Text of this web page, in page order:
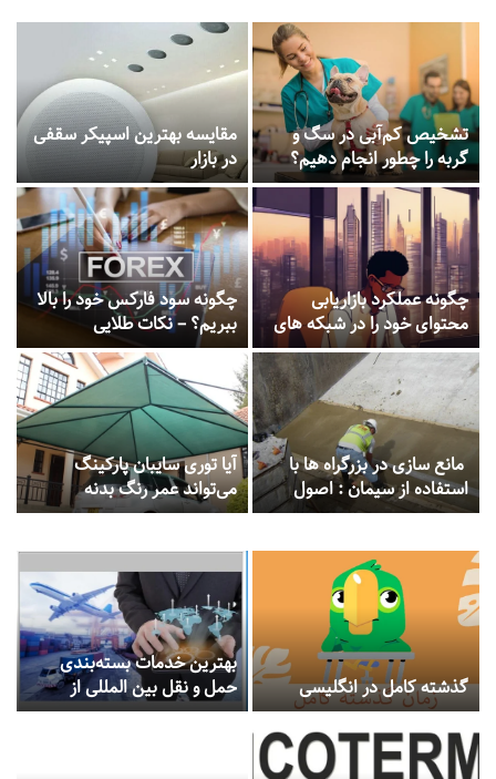
تشخیص کم‌آبی در سگ و
گربه را چطور انجام دهیم؟
مقایسه بهترین اسپیکر سقفی
در بازار
چگونه عملکرد بازاریابی
محتوای خود را در شبکه های
اجتماعی اندازه گیری و بهبود
دهید؟
چگونه سود فارکس خود را بالا
ببریم؟ – نکات طلایی
مانع سازی در بزرگراه ها با
استفاده از سیمان : اصول
کاربردها و مزایا
آیا توری سایبان پارکینگ
می‌تواند عمر رنگ بدنه
خودروی شما را افزایش دهد؟
گذشته کامل در انگلیسی
بهترین خدمات بسته‌بندی
حمل و نقل بین المللی از
شرکت جهان کالا کارگو